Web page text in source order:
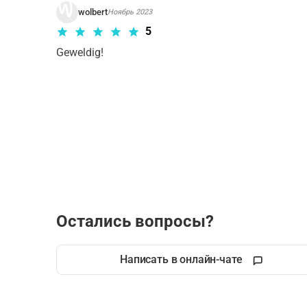
wolbertНоябрь 2023
5
Geweldig!
Остались вопросы?
Написать в онлайн-чате